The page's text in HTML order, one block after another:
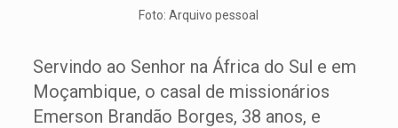
Foto: Arquivo pessoal
Servindo ao Senhor na África do Sul e em
Moçambique, o casal de missionários
Emerson Brandão Borges, 38 anos, e